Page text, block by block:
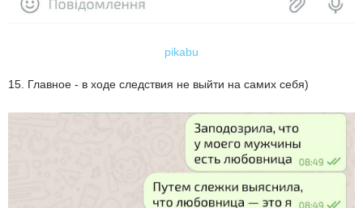
pikabu
15. Главное - в ходе следствия не выйти на самих себя)